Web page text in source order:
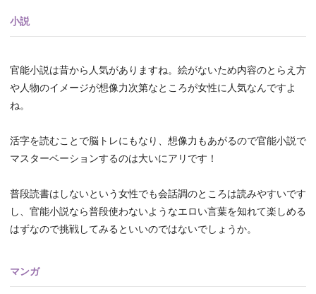
小説
官能小説は昔から人気がありますね。絵がないため内容のとらえ方
や人物のイメージが想像力次第なところが女性に人気なんですよ
ね。
活字を読むことで脳トレにもなり、想像力もあがるので官能小説で
マスターベーションするのは大いにアリです！
普段読書はしないという女性でも会話調のところは読みやすいです
し、官能小説なら普段使わないようなエロい言葉を知れて楽しめる
はずなので挑戦してみるといいのではないでしょうか。
マンガ